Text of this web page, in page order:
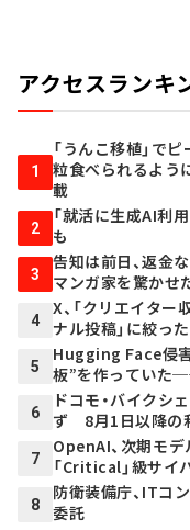
アクセスランキ
1
「うんこ移植」で
粒食べられるよ
載
2
「就活に生成AI利
も
3
告知は前日、返金
マンガ家を驚かせ
4
X、「クリエイタ
ナル投稿」に絞っ
5
Hugging Face侵
板”を作っていた
6
ドコモ・バイクシ
ず 8月1日以降の
7
OpenAI、次期モ
「Critical」級サイ
8
防衛装備庁、ITコ
委託